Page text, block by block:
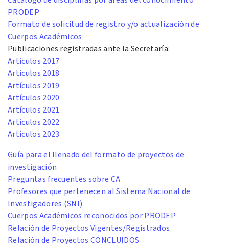
PRODEP
Formato de solicitud de registro y/o actualización de
Cuerpos Académicos
Publicaciones registradas ante la Secretaría:
Artículos 2017
Artículos 2018
Artículos 2019
Artículos 2020
Artículos 2021
Artículos 2022
Artículos 2023
Guía para el llenado del formato de proyectos de
investigación
Preguntas frecuentes sobre CA
Profesores que pertenecen al Sistema Nacional de
Investigadores (SNI)
Cuerpos Académicos reconocidos por PRODEP
Relación de Proyectos Vigentes/Registrados
Relación de Proyectos CONCLUIDOS